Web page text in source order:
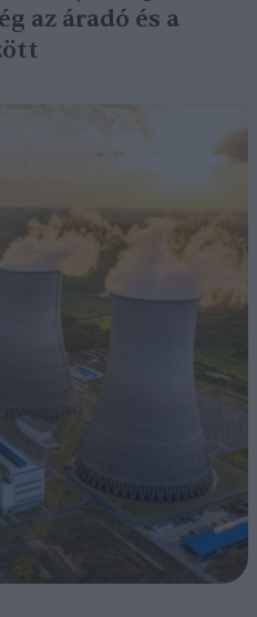
az áradó és a